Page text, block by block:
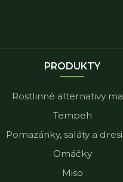
PRODUKTY
Rostlinné alternativy
Tempeh
Pomazánky, saláty a
Omáčky
Miso